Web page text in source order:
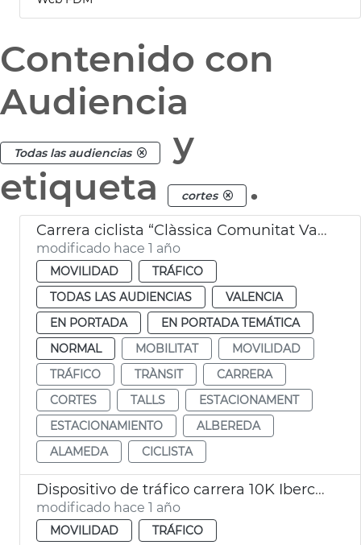
Contenido con
Audiencia
Todas las audiencias
y
etiqueta
cortes .
Carrera ciclista “Clàssica Comunitat Valenciana 1969”
modificado hace 1 año
MOVILIDAD
TRÁFICO
TODAS LAS AUDIENCIAS
VALENCIA
EN PORTADA
EN PORTADA TEMÁTICA
NORMAL
MOBILITAT
MOVILIDAD
TRÁFICO
TRÀNSIT
CARRERA
CORTES
TALLS
ESTACIONAMENT
ESTACIONAMIENTO
ALBEREDA
ALAMEDA
CICLISTA
Dispositivo de tráfico carrera 10K Ibercaja
modificado hace 1 año
MOVILIDAD TRÁFICO